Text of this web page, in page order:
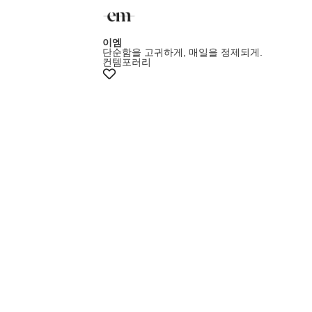
이엠
단순함을 고귀하게, 매일을 정제되게.
컨템포러리